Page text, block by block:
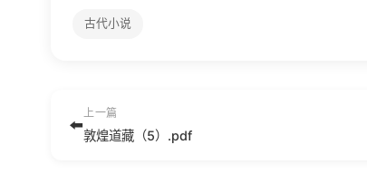
古代小说
⬅️
上一篇
敦煌道藏（5）.pdf